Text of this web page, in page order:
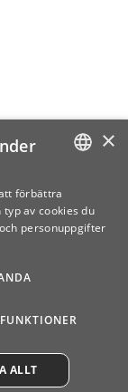
SWEDISH
×
förbättra
av cookies du
personuppgifter
ALLT